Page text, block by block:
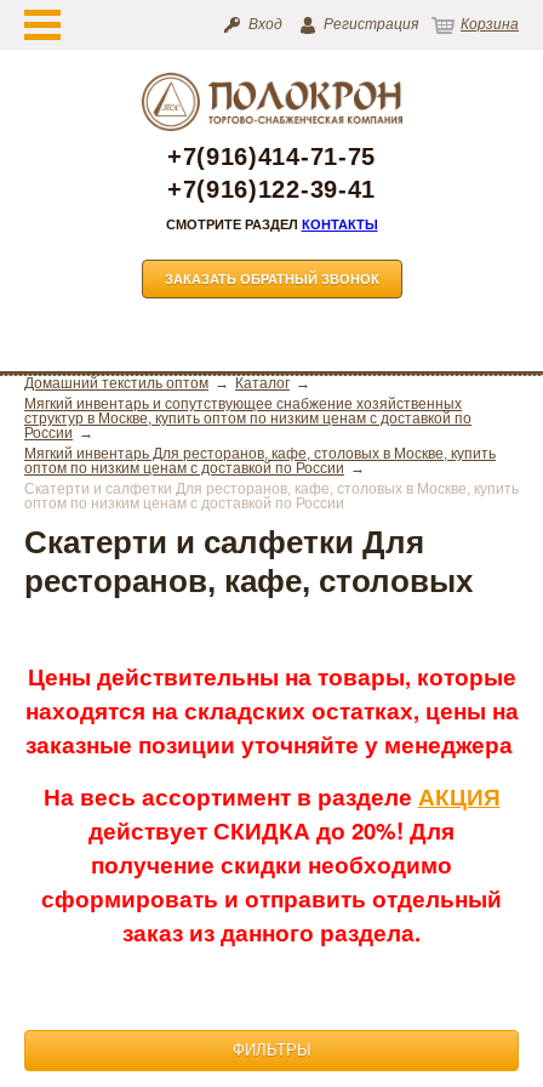
Вход Регистрация Корзина
+7(916)414-71-75
+7(916)122-39-41
СМОТРИТЕ РАЗДЕЛ КОНТАКТЫ
ЗАКАЗАТЬ ОБРАТНЫЙ ЗВОНОК
Домашний текстиль оптом
Каталог
Мягкий инвентарь и сопутствующее снабжение хозяйственных
структур в Москве, купить оптом по низким ценам с доставкой по
России
Мягкий инвентарь Для ресторанов, кафе, столовых в Москве, купить
оптом по низким ценам с доставкой по России
Скатерти и салфетки Для ресторанов, кафе, столовых в Москве, купить
оптом по низким ценам с доставкой по России
Скатерти и салфетки Для
ресторанов, кафе, столовых
Цены действительны на товары, которые
находятся на складских остатках, цены на
заказные позиции уточняйте у менеджера
На весь ассортимент в разделе АКЦИЯ
действует СКИДКА до 20%! Для
получение скидки необходимо
сформировать и отправить отдельный
заказ из данного раздела.
ФИЛЬТРЫ